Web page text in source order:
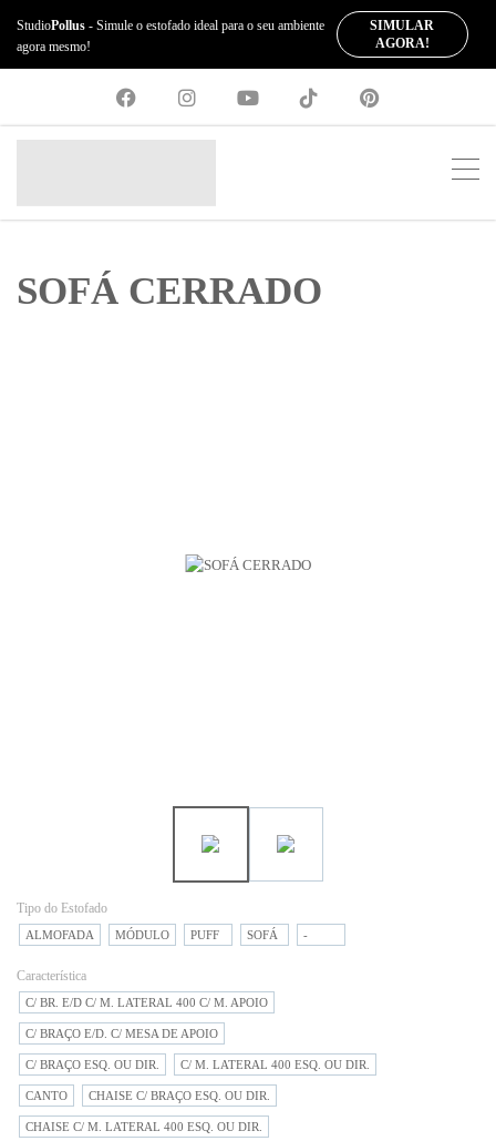
StudioPollus - Simule o estofado ideal para o seu ambiente
agora mesmo!
SIMULAR
AGORA!
SOFÁ CERRADO
Tipo do Estofado
ALMOFADA MÓDULO PUFF SOFÁ -
Característica
C/ BR. E/D C/ M. LATERAL 400 C/ M. APOIO
C/ BRAÇO E/D. C/ MESA DE APOIO
C/ BRAÇO ESQ. OU DIR. C/ M. LATERAL 400 ESQ. OU DIR.
CANTO CHAISE C/ BRAÇO ESQ. OU DIR.
CHAISE C/ M. LATERAL 400 ESQ. OU DIR.